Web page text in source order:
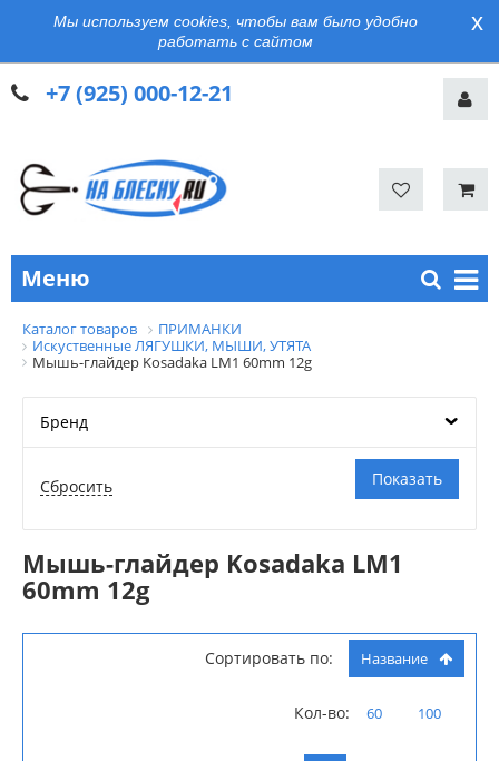
Мы используем cookies, чтобы вам было удобно
работать с сайтом
x
+7 (925) 000-12-21
Меню
Каталог товаров
ПРИМАНКИ
Искуственные ЛЯГУШКИ, МЫШИ, УТЯТА
Мышь-глайдер Kosadaka LM1 60mm 12g
Бренд
Мышь-глайдер Kosadaka LM1
60mm 12g
Сортировать по: Название
Кол-во: 60 100